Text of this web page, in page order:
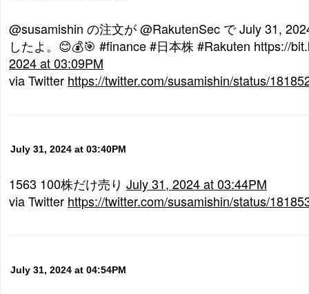
@susamishin の注文が @RakutenSec で July 31,
したよ。😊💰🎯 #finance #日本株 #Rakuten https://
2024 at 03:09PM
via Twitter https://twitter.com/susamishin/status/
July 31, 2024 at 03:40PM
1563 100株だけ売り July 31, 2024 at 03:44PM
via Twitter https://twitter.com/susamishin/status/
July 31, 2024 at 04:54PM